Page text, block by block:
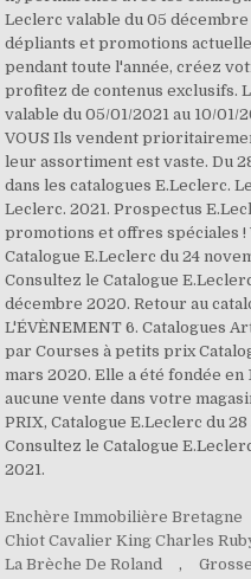
Enchère Immobilière Bretagne
Chiot Cavalier King Charles
La Brèche De Roland
,